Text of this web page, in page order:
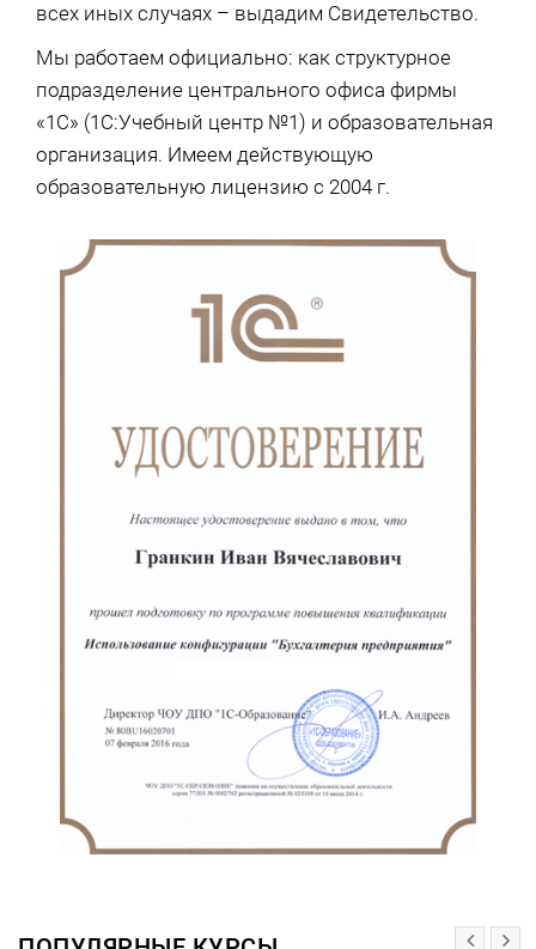
всех иных случаях – выдадим Свидетельство.
Мы работаем официально: как структурное
подразделение центрального офиса фирмы
«1С» (1С:Учебный центр №1) и образовательная
организация. Имеем действующую
образовательную лицензию с 2004 г.